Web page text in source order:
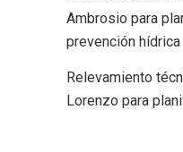
Ambrosio para
prevención hídrica
Relevamiento
Lorenzo para